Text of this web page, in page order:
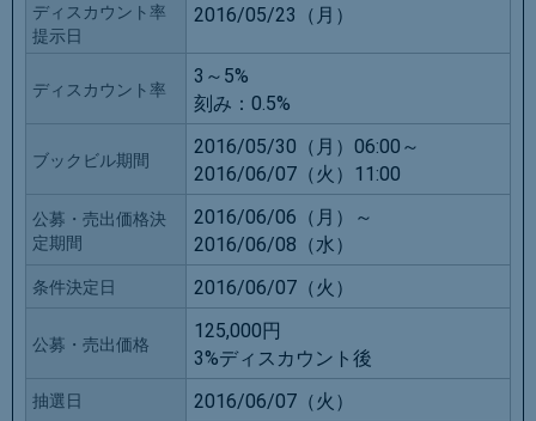
ディスカウント率
提示日
2016/05/23（月）
ディスカウント率
3～5%
刻み： 0.5%
ブックビル期間
2016/05/30（月）06:00～
2016/06/07（火）11:00
公募・売出価格決
定期間
2016/06/06（月）～
2016/06/08（水）
条件決定日 2016/06/07（火）
公募・売出価格
125,000円
3%ディスカウント後
抽選日 2016/06/07（火）